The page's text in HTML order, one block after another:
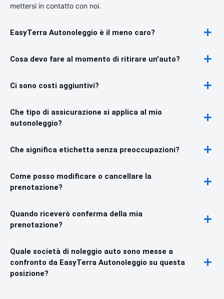
mettersi in contatto con noi.
EasyTerra Autonoleggio è il meno caro?
Cosa devo fare al momento di ritirare un'auto?
Ci sono costi aggiuntivi?
Che tipo di assicurazione si applica al mio
autonoleggio?
Che significa etichetta senza preoccupazioni?
Come posso modificare o cancellare la
prenotazione?
Quando riceverò conferma della mia
prenotazione?
Quale società di noleggio auto sono messe a
confronto da EasyTerra Autonoleggio su questa
posizione?